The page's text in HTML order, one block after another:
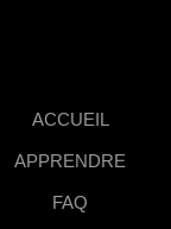
ACCUEIL
APPRENDRE
FAQ